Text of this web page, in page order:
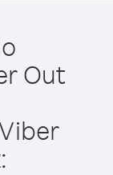
Out